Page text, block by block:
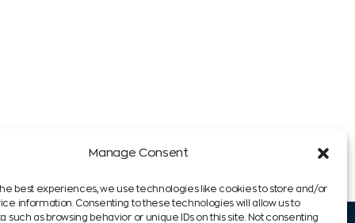
Manage Consent
best experiences, we use technologies like cookies to store and/or
information. Consenting to these technologies will allow us to
such as browsing behavior or unique IDs on this site. Not consenting